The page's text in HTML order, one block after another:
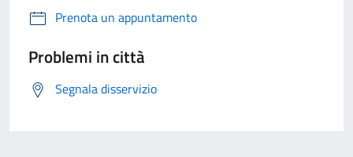
Prenota un appuntamento
Problemi in città
Segnala disservizio